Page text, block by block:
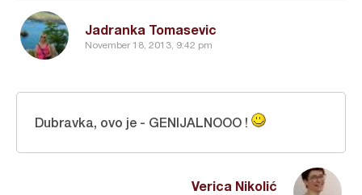
Jadranka Tomasevic
November 18, 2013, 9:42 pm
Verica Nikolić
Dubravka, ovo je - GENIJALNOOO !